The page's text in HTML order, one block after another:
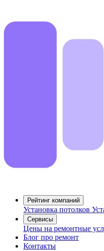
Рейтинг компаний
Установка потолков
Сервисы
Цены на ремонтные
Блог про ремонт
Контакты